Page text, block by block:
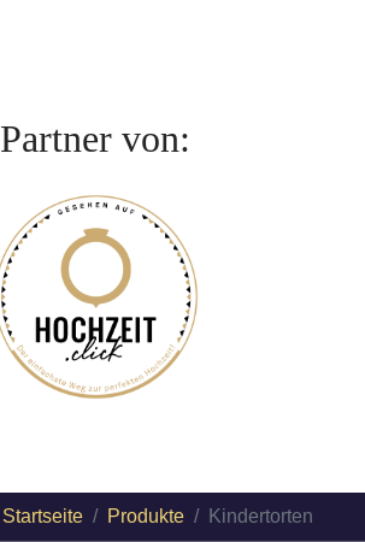
Partner von:
Startseite Produkte Kindertorten